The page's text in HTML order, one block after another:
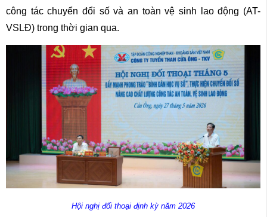
công tác chuyển đổi số và an toàn vệ sinh lao động (AT-
VSLĐ) trong thời gian qua.
Hội nghị đối thoại định kỳ năm 2026